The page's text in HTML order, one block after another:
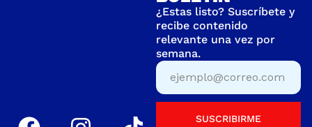
¿Estas listo? Suscríbete y
recibe contenido
relevante una vez por
semana.
SUSCRIBIRME